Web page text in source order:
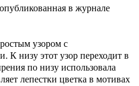
в журнале
узором с
низу этот узор переходит в
по низу использовала
лепестки цветка в мотивах